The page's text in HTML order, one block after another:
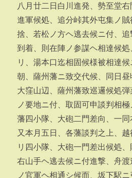
八月廿二日白川進発、勢至堂
進軍候処、追分峠其外屯集ノ
捨、若松ノ方ヘ逃去候ニ付、
到着、則在陣ノ参謀ヘ相達候
リ、湯本口迄相固候様被相達
朝、薩州藩ニ致交代候、同日昼
大窪山辺、薩州藩致巡邏候処
ノ要地ニ付、取固可申談判相
藩四小隊、大砲二門差向、一
又本月五日、各藩談判之上、
リ四小隊、大砲一門差出候処
右山手ヘ逃去候ニ付進撃、舟
ノ官軍ヘ相通シ候而、坂下駅